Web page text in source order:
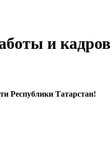
и кадров
Республики Татарстан!